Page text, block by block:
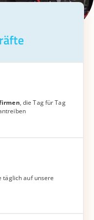
, die Tag für Tag
täglich auf unsere